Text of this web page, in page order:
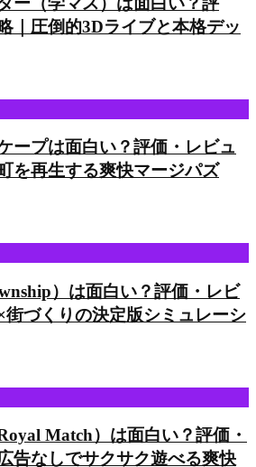
｜圧倒的3Dライブと本格デッ
ープは面白い？評価・レビュ
を再生する爽快マージパズ
）は面白い？評価・レビ
街づくりの決定版シミュレーシ
Match）は面白い？評価・
告なしでサクサク遊べる爽快